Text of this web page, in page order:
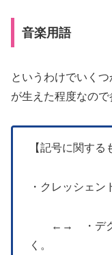
音楽用語
というわけでいく
が生えた程度なので
【記号に関する
・クレッシェ
←→ ・デクレ
く。